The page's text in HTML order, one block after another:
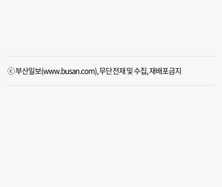
ⓒ 부산일보(www.busan.com), 무단전재 및 수집, 재배포금지